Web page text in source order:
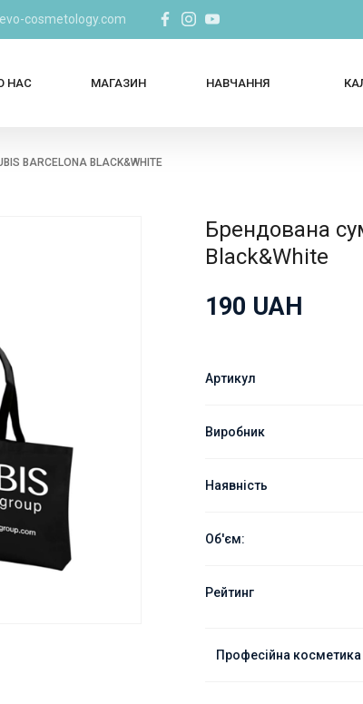
cosmetology.com
НАС МАГАЗИН НАВЧАННЯ
BARCELONA BLACK&WHITE
Брендована
Black&White
190 UAH
Артикул
Виробник
Наявність
Об'єм:
Рейтинг
Професійна косметика